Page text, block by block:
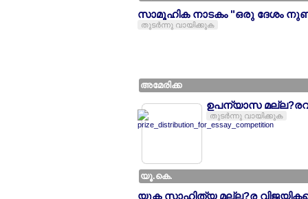
സാമൂഹിക നാടകം "ഒരു ദേശം
തുടര്‍ന്നു വായിക്കുക
അമേരിക്ക
ഉപന്യാസ
തുടര്‍ന്നു വായിക്കുക
യൂ.കെ.
യുക്മ സാഹിത്യ മല്ല?ര